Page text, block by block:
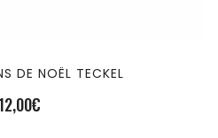
DE NOËL TECKEL
12,00€